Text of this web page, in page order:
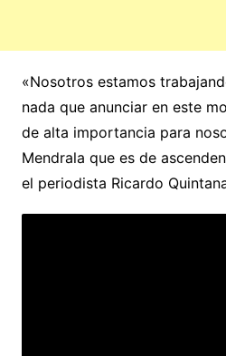
«Nosotros estamos
nada que anunciar en este
de alta importancia para
Mendrala que es de
el periodista Ricardo